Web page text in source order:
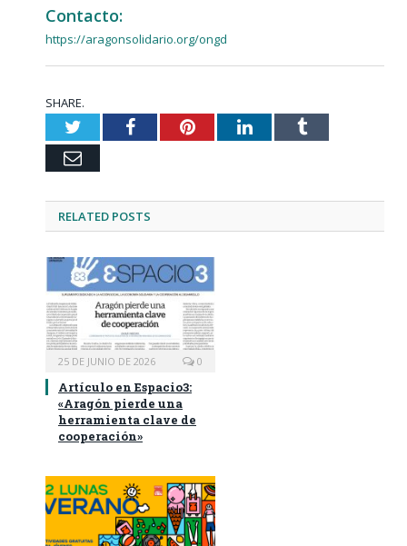
Contacto:
https://aragonsolidario.org/ongd
SHARE.
TwitterFacebookPinterestLinkedInTumblr
Email
RELATED POSTS
25 DE JUNIO DE 2026 0
Artículo en Espacio3:
«Aragón pierde una
herramienta clave de
cooperación»